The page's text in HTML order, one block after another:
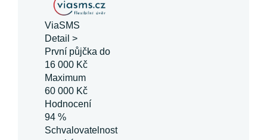
ViaSMS
Detail >
První půjčka do
16 000 Kč
Maximum
60 000 Kč
Hodnocení
94 %
Schvalovatelnost